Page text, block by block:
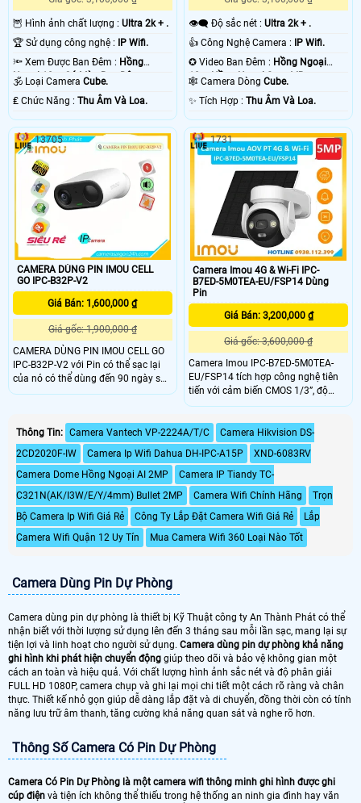
🦉 Hình ảnh chất lượng : Ultra 2k + .
🏆 Sử dụng công nghệ :
IP Wifi.
🔦 Xem Được Ban Đêm : Hồng
Ngoại 10m Có Màu Ban Ðêm.
🕉️ Loại Camera Cube.
️₤ Chức Năng : Thu Âm Và Loa.
👁️‍🗨 Độ sắc nét :Ultra 2k + .
👍 Công Nghệ Camera :
IP Wifi.
✪ Video Ban Đêm : Hồng Ngoại
10m Hồng Ngoại Smart IR.
🕸️ Camera DòngCube.
️✨ Tích Hợp :Thu Âm Và Loa.
CAMERA DÙNG PIN IMOU CELL
GO IPC-B32P-V2
Giá Bán: 1,600,000 ₫
Giá gốc: 1,900,000 ₫
CAMERA DÙNG PIN IMOU CELL GO
IPC-B32P-V2 với Pin có thể sạc lại
của nó có thể dùng đến 90 ngày sau
một lần sạc. Công nghệ phát hiện
minh. Cung cấp khả năng giám sát
trực tiếp 2K để xem rõ những gì
đang xảy ra trong và xung quanh
nhà bạn
13705
Camera Imou 4G & Wi-Fi IPC-
B7ED-5M0TEA-EU/FSP14 Dùng
Pin
Giá Bán: 3,200,000 ₫
Giá gốc: 3,600,000 ₫
Camera Imou IPC-B7ED-5M0TEA-
EU/FSP14 tích hợp công nghệ tiên
tiến với cảm biến CMOS 1/3”, độ
phân giải 5MP, ống kính 3.6mm góc
2.4GHz, 4G LTE, đèn hồng ngoại
20m và chuẩn chống nước IP66.
Sản phẩm cung cấp chất lượng hình
ảnh sắc nét, hoạt động ổn định
trong điều kiện khắc nghiệt.
1731
Thông Tin: Camera Vantech VP-2224A/T/C
Camera Hikvision DS-
2CD2020F-IW
Camera Ip Wifi Dahua DH-IPC-A15P
XND-6083RV
Camera Dome Hồng Ngoại AI 2MP
Camera IP Tiandy TC-
C321N(AK/I3W/E/Y/4mm) Bullet 2MP
Camera Wifi Chính Hãng
Trọn
Bộ Camera Ip Wifi Giá Rẻ
Công Ty Lắp Đặt Camera Wifi Giá Rẻ
Lắp
Camera Wifi Quận 12 Uy Tín
Mua Camera Wifi 360 Loại Nào Tốt
Camera Dùng Pin Dự Phòng
Camera dùng pin dự phòng là thiết bị Kỹ Thuật công ty An Thành Phát có thể
nhận biết với thời lượng sử dụng lên đến 3 tháng sau mỗi lần sạc, mang lại sự
tiện lợi và linh hoạt cho người sử dụng. Camera dùng pin dự phòng khả năng
ghi hình khi phát hiện chuyển động giúp theo dõi và bảo vệ không gian một
cách an toàn và hiệu quả. Với chất lượng hình ảnh sắc nét và độ phân giải
FULL HD 1080P, camera chụp và ghi lại mọi chi tiết một cách rõ ràng và chân
thực. Thiết kế nhỏ gọn giúp dễ dàng lắp đặt và di chuyển, đồng thời còn có tính
năng lưu trữ âm thanh, tăng cường khả năng quan sát và nghe rõ hơn.
Thông Số Camera Có Pin Dự Phòng
Camera Có Pin Dự Phòng là một camera wifi thông minh ghi hình được ghi
cúp điện và tiện ích không thể thiếu trong hệ thống an ninh gia đình hay văn